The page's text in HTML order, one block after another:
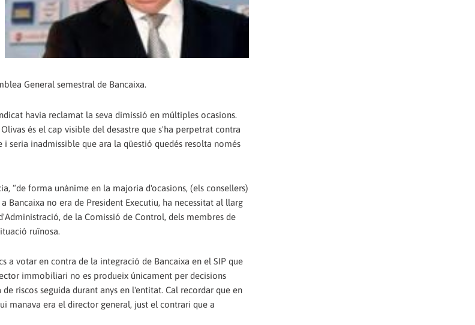
General semestral de Bancaixa.
havia reclamat la seva dimissió en múltiples ocasions.
és el cap visible del desastre que s'ha perpetrat contra
seria inadmissible que ara la qüestió quedés resolta només
“de forma unànime en la majoria d'ocasions, (els consellers)
Bancaixa no era de President Executiu, ha necessitat al llarg
de la Comissió de Control, dels membres de
ruïnosa.
a votar en contra de la integració de Bancaixa en el SIP que
immobiliari no es produeix únicament per decisions
riscos seguida durant anys en l'entitat. Cal recordar que en
manava era el director general, just el contrari que a